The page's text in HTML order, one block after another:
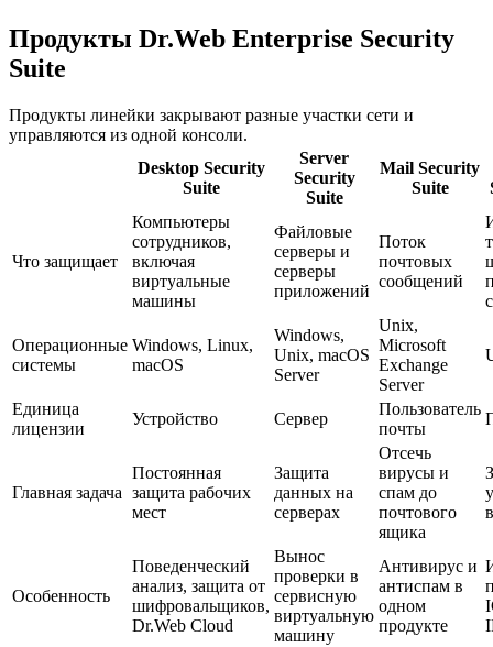
Продукты Dr.Web Enterprise Security
Suite
Продукты линейки закрывают разные участки сети и
управляются из одной консоли.
Desktop Security
Suite
Server
Security
Suite
Mail Security
Suite
Что защищает
Компьютеры
сотрудников,
включая
виртуальные
машины
Файловые
серверы и
серверы
приложений
Поток
почтовых
сообщений
Операционные
системы
Windows, Linux,
macOS
Windows,
Unix, macOS
Server
Unix,
Microsoft
Exchange
Server
Единица
лицензии
Устройство Сервер
Пользователь
почты
Главная задача
Постоянная
защита рабочих
мест
Защита
данных на
серверах
Отсечь
вирусы и
спам до
почтового
ящика
Особенность
Поведенческий
анализ, защита от
шифровальщиков,
Dr.Web Cloud
Вынос
проверки в
сервисную
виртуальную
машину
Антивирус и
антиспам в
одном
продукте